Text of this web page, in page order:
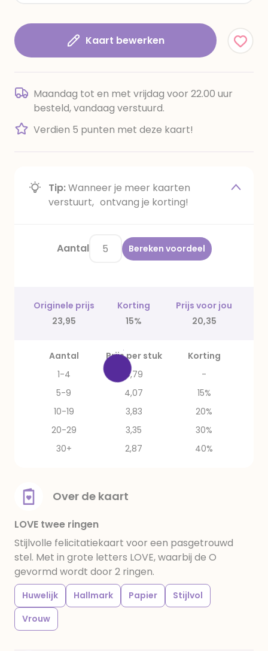
Kaart bewerken
Maandag tot en met vrijdag voor 22.00 uur
besteld, vandaag verstuurd.
Verdien 5 punten met deze kaart!
Tip:Wanneer je meer kaarten
verstuurt, ontvang je korting!
Aantal Bereken voordeel
Originele prijs Korting
Prijs voor jou
23,95
15% 20,35
Aantal Prijs per stuk
Korting
1-4
4,79
-
5-9
4,07
15%
10-19
3,83
20%
20-29
3,35
30%
30+
2,87 40%
Over de kaart
LOVE twee ringen
Stijlvolle felicitatiekaart voor een pasgetrouwd
stel. Met in grote letters LOVE, waarbij de O
gevormd wordt door 2 ringen.
Huwelijk Hallmark Papier
Stijlvol
Vrouw